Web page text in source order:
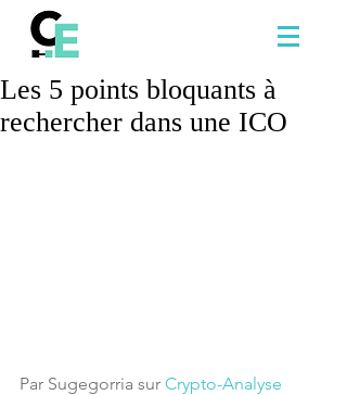
Les 5 points bloquants à
rechercher dans une ICO
Par Sugegorria sur Crypto-Analyse